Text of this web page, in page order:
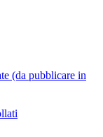
(da pubblicare in